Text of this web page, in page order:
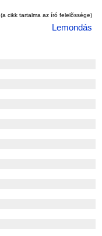
(a cikk tartalma az író felelõssége)
Lemondás